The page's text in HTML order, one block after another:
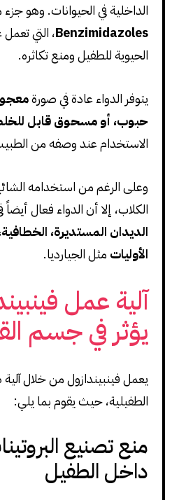
الداخلية في الحيوانات. وهو
Benzimidazoles، التي
الحيوية للطفيل ومنع تكاثره.
يتوفر الدواء عادة في صورة
حبوب، أو مسحوق قابل
الاستخدام عند وصفه من
وعلى الرغم من استخدامه
الكلاب، إلا أن الدواء فعال
الديدان المستديرة،
الأوليات مثل الجيارديا.
آلية عمل
يؤثر في جسم
يعمل فينبيندازول من خلال
الطفيلية، حيث يقوم بما يلي:
منع تصنيع
داخل الطفيل